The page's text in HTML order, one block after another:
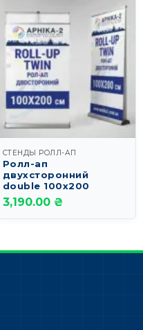
СТЕНДЫ РОЛЛ-АП
Ролл-ап
двухсторонний
double 100х200
3,190.00 ₴